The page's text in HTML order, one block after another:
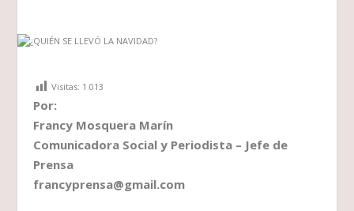
Visitas: 1.013
Por:
Francy Mosquera Marín
Comunicadora Social y Periodista – Jefe de
Prensa
francyprensa@gmail.com